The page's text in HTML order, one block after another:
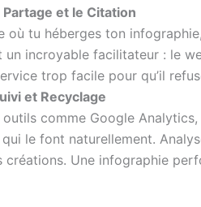
et le Citation
où tu héberges ton
un incroyable facilitateur : le
trop facile pour qu’il
et Recyclage
comme Google
qui le font naturellement.
créations. Une infographie